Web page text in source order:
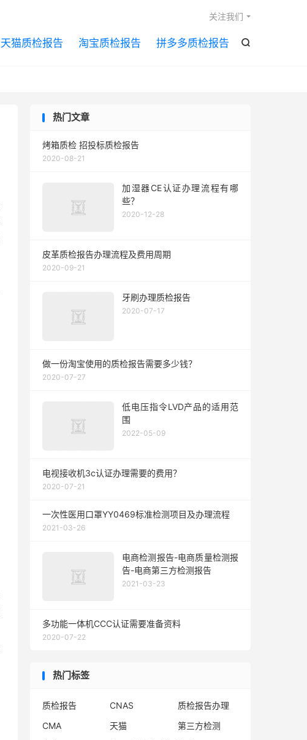

天猫质检报告 淘宝质检报告 拼多多质检报告
关注我们
热门文章
烤箱质检 招投标质检报告
2020-08-21
加湿器CE认证办理流程有哪
些？
2020-12-28
皮革质检报告办理流程及费用周期
2020-09-21
牙刷办理质检报告
2020-07-17
做一份淘宝使用的质检报告需要多少钱？
2020-07-27
低电压指令LVD产品的适用范
围
2022-05-09
电视接收机3c认证办理需要的费用？
2020-07-21
一次性医用口罩YY0469标准检测项目及办理流程
2021-03-26
电商检测报告-电商质量检测报
告-电商第三方检测报告
2021-03-23
多功能一体机CCC认证需要准备资料
2020-07-22
热门标签
质检报告 CNAS
质检报告办理
CMA
天猫
第三方检测